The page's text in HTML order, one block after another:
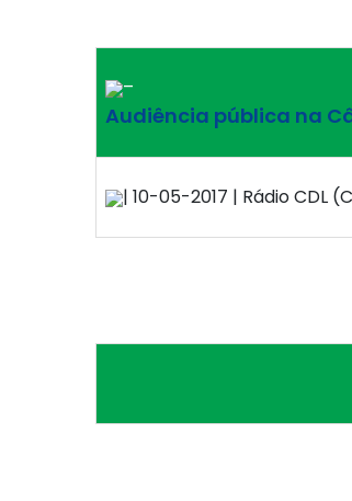
–
Audiência pública na
| 10-05-2017 | Rádio CDL